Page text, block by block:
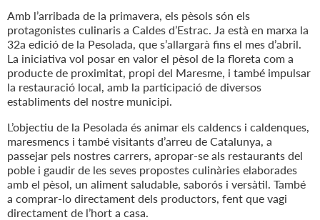
Amb l’arribada de la primavera, els pèsols són els
protagonistes culinaris a Caldes d’Estrac. Ja està en marxa la
32a edició de la Pesolada, que s’allargarà fins el mes d’abril.
La iniciativa vol posar en valor el pèsol de la floreta com a
producte de proximitat, propi del Maresme, i també impulsar
la restauració local, amb la participació de diversos
establiments del nostre municipi.
L’objectiu de la Pesolada és animar els caldencs i caldenques,
maresmencs i també visitants d’arreu de Catalunya, a
passejar pels nostres carrers, apropar-se als restaurants del
poble i gaudir de les seves propostes culinàries elaborades
amb el pèsol, un aliment saludable, saborós i versàtil. També
a comprar-lo directament dels productors, fent que vagi
directament de l’hort a casa.